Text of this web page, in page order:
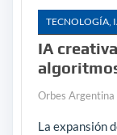
TECNOLOGÍA,
IA
Orbes Argentina
La expansión